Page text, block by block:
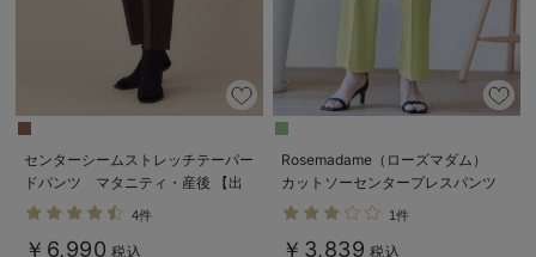
センターシームストレッチテーパー
ドパンツ マタニティ・産後 【出
産後も長く使える】
4件
￥6,990 税込
Rosemadame（ローズマダム）
カットソーセンタープレスパンツ
マタニティ・産後
1件
￥3,839 税込